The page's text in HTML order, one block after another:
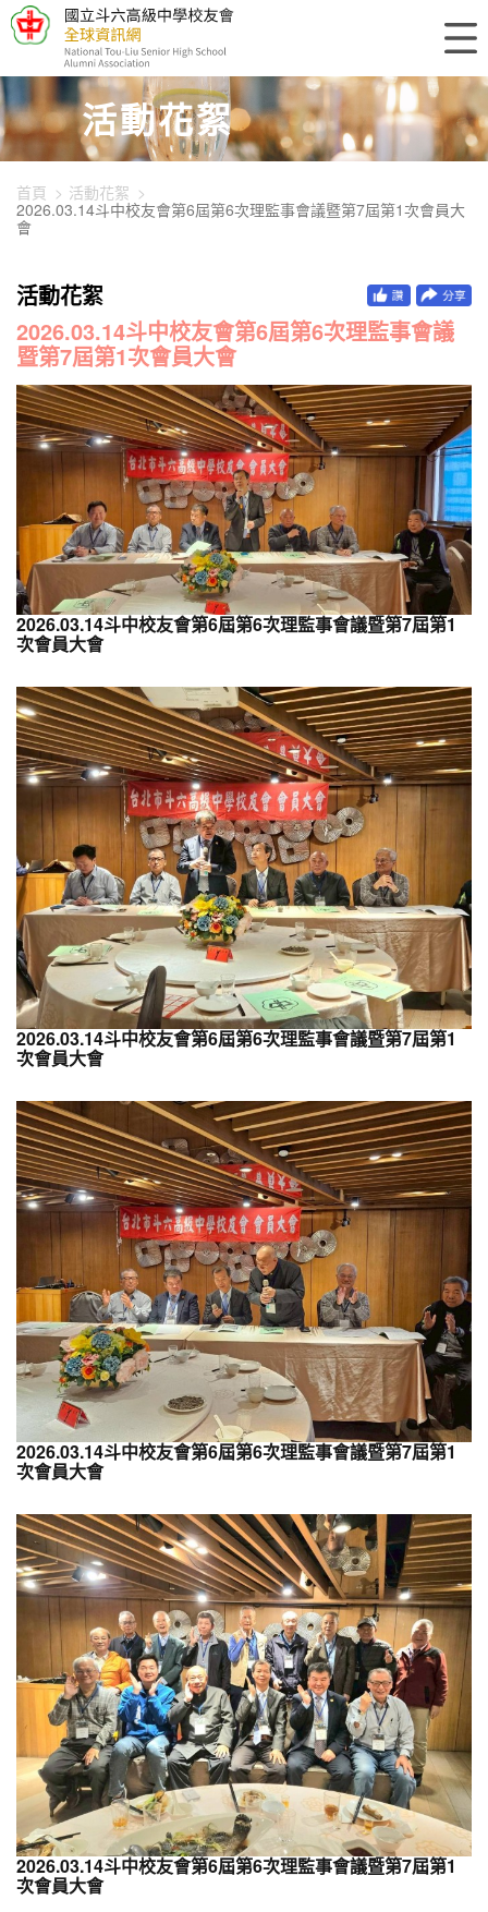
448-3621
活動花絮
首頁
活動花絮
2026.03.14斗中校友會第6屆第6次理監事會議暨第7屆第1次會員大
會
活動花絮
2026.03.14斗中校友會第6屆第6次理監事會議
暨第7屆第1次會員大會
2026.03.14斗中校友會第6屆第6次理監事會議暨第7屆第1
次會員大會
2026.03.14斗中校友會第6屆第6次理監事會議暨第7屆第1
次會員大會
2026.03.14斗中校友會第6屆第6次理監事會議暨第7屆第1
次會員大會
2026.03.14斗中校友會第6屆第6次理監事會議暨第7屆第1
次會員大會